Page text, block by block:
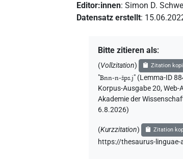
Editor:innen:Simon D.
Datensatz erstellt:
Bitte zitieren als:
(Vollzitation) Zitation
"Bnn-n-šps.j" (Lemma-ID
Korpus-Ausgabe 20,
Akademie der
6.8.2026)
(Kurzzitation) Zitation
https://thesaurus-